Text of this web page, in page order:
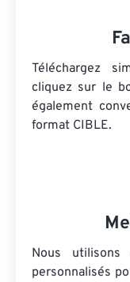
Téléchargez
cliquez sur le
également
format CIBLE.
Nous
personnalisés